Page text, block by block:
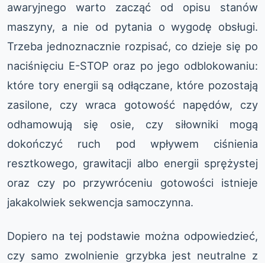
awaryjnego warto zacząć od opisu stanów
maszyny, a nie od pytania o wygodę obsługi.
Trzeba jednoznacznie rozpisać, co dzieje się po
naciśnięciu E-STOP oraz po jego odblokowaniu:
które tory energii są odłączane, które pozostają
zasilone, czy wraca gotowość napędów, czy
odhamowują się osie, czy siłowniki mogą
dokończyć ruch pod wpływem ciśnienia
resztkowego, grawitacji albo energii sprężystej
oraz czy po przywróceniu gotowości istnieje
jakakolwiek sekwencja samoczynna.
Dopiero na tej podstawie można odpowiedzieć,
czy samo zwolnienie grzybka jest neutralne z